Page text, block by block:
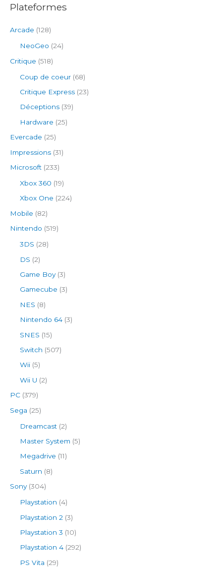
Plateformes
Arcade (128)
NeoGeo (24)
Critique (518)
Coup de coeur (68)
Critique Express (23)
Déceptions (39)
Hardware (25)
Evercade (25)
Impressions (31)
Microsoft (233)
Xbox 360 (19)
Xbox One (224)
Mobile (82)
Nintendo (519)
3DS (28)
DS (2)
Game Boy(3)
Gamecube (3)
NES (8)
Nintendo 64 (3)
SNES (15)
Switch (507)
Wii (5)
Wii U (2)
PC (379)
Sega (25)
Dreamcast (2)
Master System (5)
Megadrive (11)
Saturn (8)
Sony(304)
Playstation (4)
Playstation 2 (3)
Playstation 3 (10)
Playstation 4 (292)
PS Vita (29)